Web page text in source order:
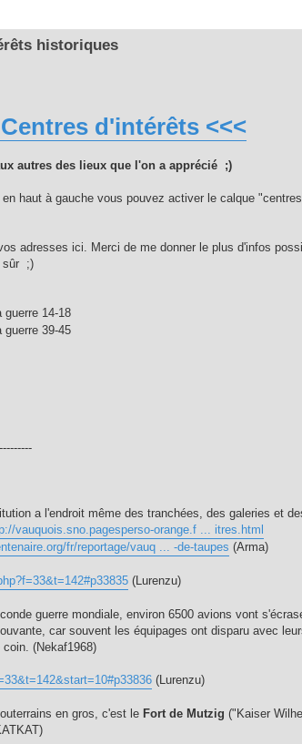
historiques
d'intérêts <<<
autres des lieux que l'on a apprécié ;)
haut à gauche vous pouvez activer le calque
adresses ici. Merci de me donner le plus d'infos
sûr ;)
guerre 14-18
guerre 39-45
a l'endroit même des tranchées, des galeries et
vauquois.sno.pagesperso-orange.f ... itres.html
fr/reportage/vauq ... -de-taupes (Arma)
(Lurenzu)
guerre mondiale, environ 6500 avions vont
car souvent les équipages ont disparu avec
(Nekaf1968)
(Lurenzu)
en gros, c'est le Fort de Mutzig ("Kaiser